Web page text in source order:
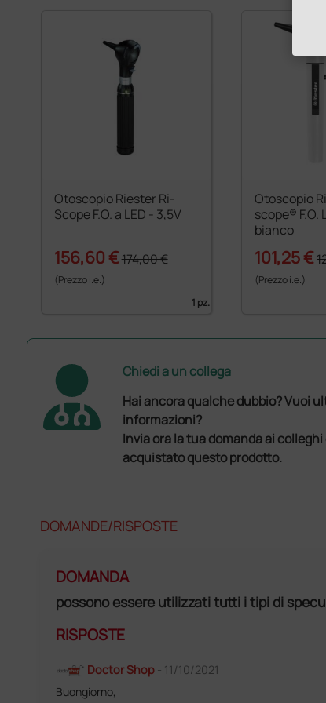
Otoscopio Riester Ri-
Scope F.O. a LED - 3,5V
156,60 €174,00 €
(Prezzo i.e.)
1 pz.
Otoscopio
scope® F.O. LED -
bianco
101,25 €
(Prezzo i.e.)
Chiedi a un collega
Hai ancora qualche dubbio? Vuoi
informazioni?
Invia ora la tua domanda ai
acquistato questo prodotto.
DOMANDE/RISPOSTE
DOMANDA
possono essere utilizzati tutti i tipi di
RISPOSTE
Doctor Shop - 11/10/2021
Buongiorno,